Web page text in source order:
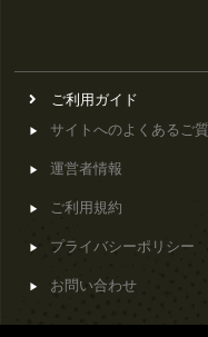
ご利用ガイド
サイトへのよくあるご
運営者情報
ご利用規約
プライバシーポリシー
お問い合わせ